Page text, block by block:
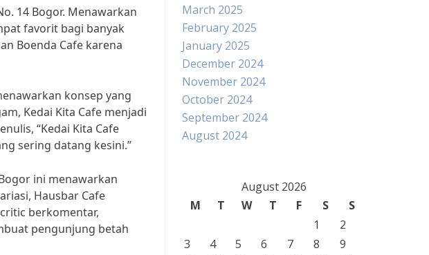
14 Bogor. Menawarkan
favorit bagi banyak
Boenda Cafe karena
konsep yang
Kedai Kita Cafe menjadi
“Kedai Kita Cafe
sering datang kesini.”
ini menawarkan
Hausbar Cafe
berkomentar,
pengunjung betah
March 2025
February 2025
January 2025
December 2024
November 2024
October 2024
September 2024
August 2024
August 2026
M
T W T F S
S
1
2
3
4 5 6 7 8
9